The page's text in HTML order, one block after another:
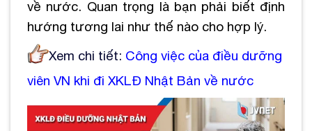
về nước. Quan trọng là bạn phải biết định
hướng tương lai như thế nào cho hợp lý.
Xem chi tiết: Công việc của điều dưỡng
viên VN khi đi XKLĐ Nhật Bản về nước